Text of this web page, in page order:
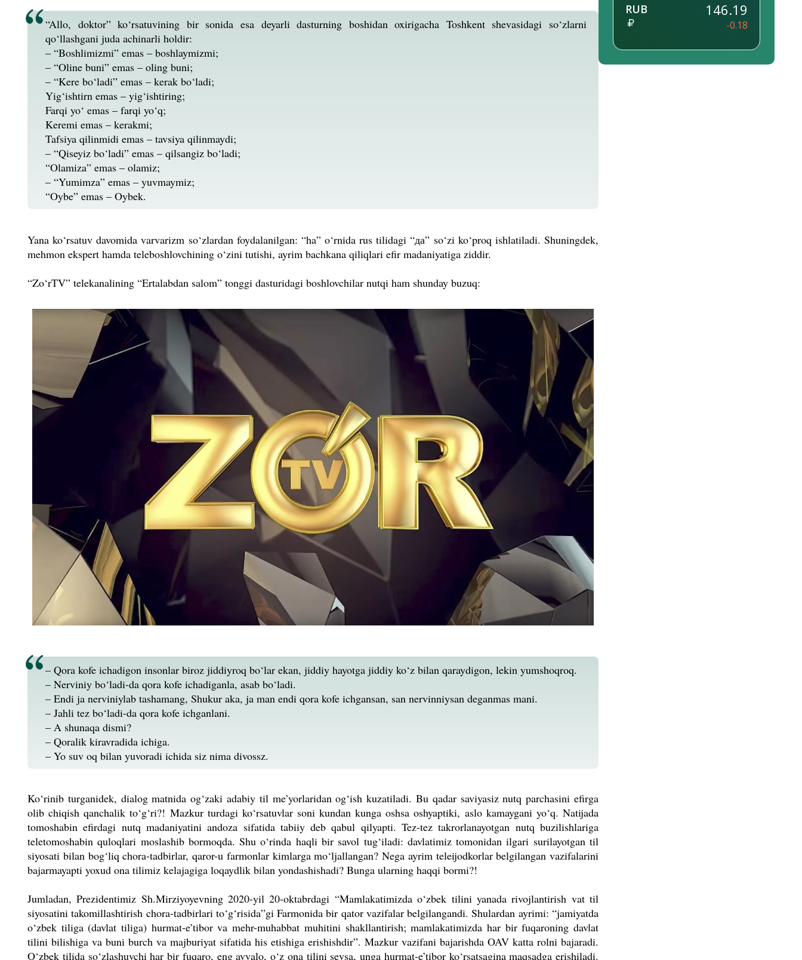
“Allo, doktor” ko‘rsatuvining bir sonida esa deyarli dasturning boshidan oxirigacha Toshkent shevasidagi so‘zlarni
qo‘llashgani juda achinarli holdir:
– “Boshlimizmi” emas – boshlaymizmi;
– “Oline buni” emas – oling buni;
– “Kere bo‘ladi” emas – kerak bo‘ladi;
Yig‘ishtirn emas – yig‘ishtiring;
Farqi yo‘ emas – farqi yo‘q;
Keremi emas – kerakmi;
Tafsiya qilinmidi emas – tavsiya qilinmaydi;
– “Qiseyiz bo‘ladi” emas – qilsangiz bo‘ladi;
“Olamiza” emas – olamiz;
– “Yumimza” emas – yuvmaymiz;
“Oybe” emas – Oybek.
Yana ko‘rsatuv davomida varvarizm so‘zlardan foydalanilgan: “ha” o‘rnida rus tilidagi “да” so‘zi ko‘proq ishlatiladi. Shuningdek,
mehmon ekspert hamda teleboshlovchining o‘zini tutishi, ayrim bachkana qiliqlari efir madaniyatiga ziddir.
“Zo‘rTV” telekanalining “Ertalabdan salom” tonggi dasturidagi boshlovchilar nutqi ham shunday buzuq:
– Qora kofe ichadigon insonlar biroz jiddiyroq bo‘lar ekan, jiddiy hayotga jiddiy ko‘z bilan qaraydigon, lekin yumshoq­roq.
– Nerviniy bo‘ladi-da qora kofe icha­diganla, asab bo‘ladi.
– Endi ja nerviniylab tashamang, Shukur aka, ja man endi qora kofe ichgansan, san nervinniysan deganmas mani.
– Jahli tez bo‘ladi-da qora kofe ichganlani.
– A shunaqa dismi?
– Qoralik kiravradida ichiga.
– Yo suv oq bilan yuvoradi ichida siz nima divossz.
Ko‘rinib turganidek, dialog matnida og‘zaki adabiy til me’yorlaridan og‘ish kuzatiladi. Bu qadar saviyasiz nutq parchasini efirga
olib chiqish qanchalik to‘g‘ri?! Mazkur turdagi ko‘rsa­tuvlar soni kundan kunga oshsa osh­yaptiki, aslo kamaygani yo‘q. Natijada
tomoshabin efirdagi nutq madaniyatini andoza sifatida tabiiy deb qabul qilyapti. Tez-tez takrorlanayotgan nutq buzilishlariga
teletomoshabin quloqlari mosla­shib bormoqda. Shu o‘rinda haqli bir savol tug‘iladi: davlatimiz tomonidan ilgari surilayotgan til
siyosati bilan bog‘liq chora-tadbirlar, qaror-u farmonlar kimlarga mo‘ljallangan? Nega ayrim teleijodkorlar belgilangan vazifalarini
bajarmayapti yoxud ona tilimiz kelajagiga loqaydlik bilan yondashishadi? Bunga ularning haqqi bormi?!
Jumladan, Prezidentimiz Sh.Mirzi­yoyevning 2020-yil 20-oktabrdagi “Mamlakatimizda o‘zbek tilini yanada rivojlantirish vat til
siyosatini takomillashtirish chora-tadbirlari to‘g‘risida”gi Farmonida bir qator vazifalar belgi­langandi. Shulardan ayrimi: “jamiyatda
o‘zbek tiliga (davlat tiliga) hurmat-e’tibor va mehr-muhabbat muhitini shakllantirish; mamlakatimizda har bir fuqaroning davlat
tilini bilishiga va buni burch va majburiyat sifatida his etishiga erishishdir”. Mazkur vazifani bajarishda OAV katta rolni bajaradi.
O‘zbek tilida so‘zlashuvchi har bir fuqaro, eng avvalo, o‘z ona tilini sevsa, unga hurmat-e’tibor ko‘rsatsagina maqsadga erishiladi.
RUB 146.19
-0.18